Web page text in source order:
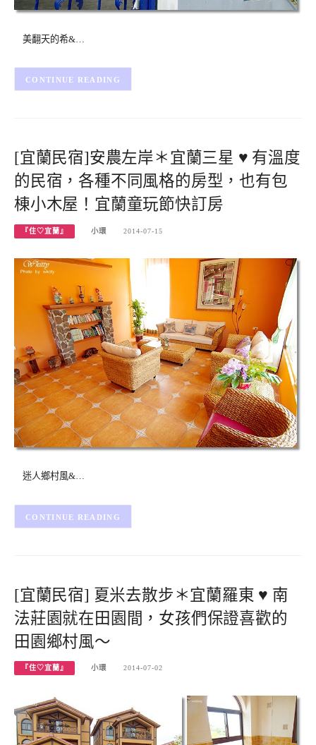
美翻天的希&…
CONTINUE READING
[宜蘭民宿]安農左岸＊宜蘭三星 ♥ 有溫度
的民宿，各種不同風格的房型，也有包
棟小木屋！宜蘭童玩節快訂房
『住♡宜蘭』 小環 2014-07-15
迷人鄉村風&…
CONTINUE READING
[宜蘭民宿] 夏米去散步＊宜蘭羅東 ♥ 南
法莊園就在田園間，女孩們保證喜歡的
田園鄉村風～
『住♡宜蘭』 小環 2014-07-02